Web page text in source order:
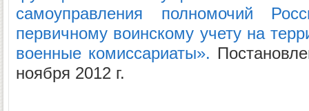
самоуправления полномочий
первичному воинскому учету на
военные комиссариаты».
ноября 2012 г.